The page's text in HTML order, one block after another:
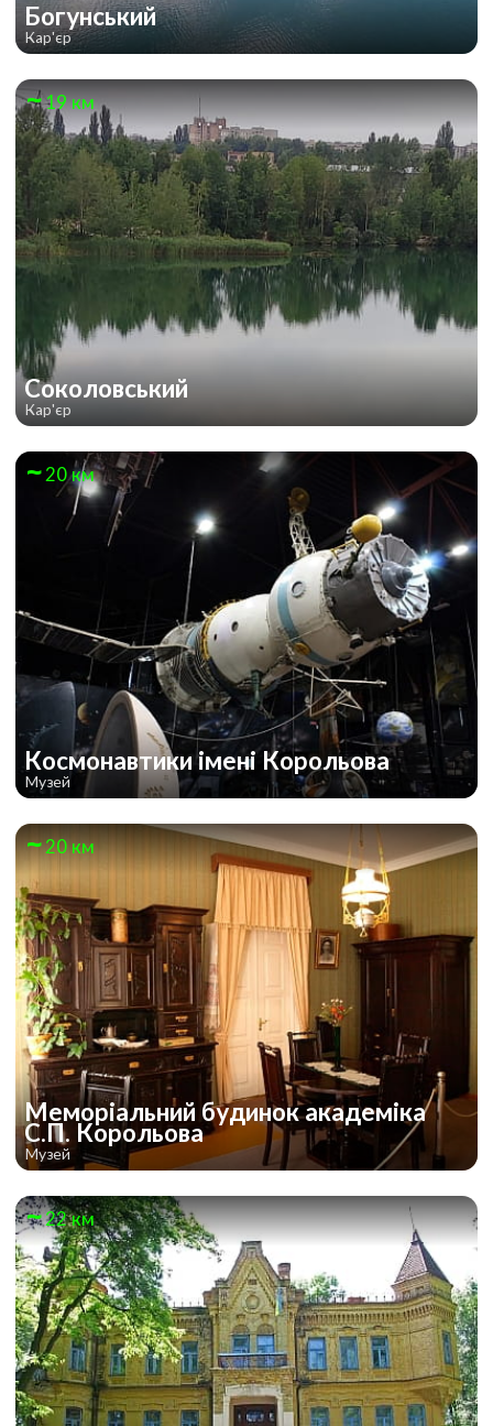
Богунський
Кар'єр
19 км
Соколовський
Кар'єр
20 км
Космонавтики імені Корольова
Музей
20 км
Меморіальний будинок академіка
С.П. Корольова
Музей
22 км